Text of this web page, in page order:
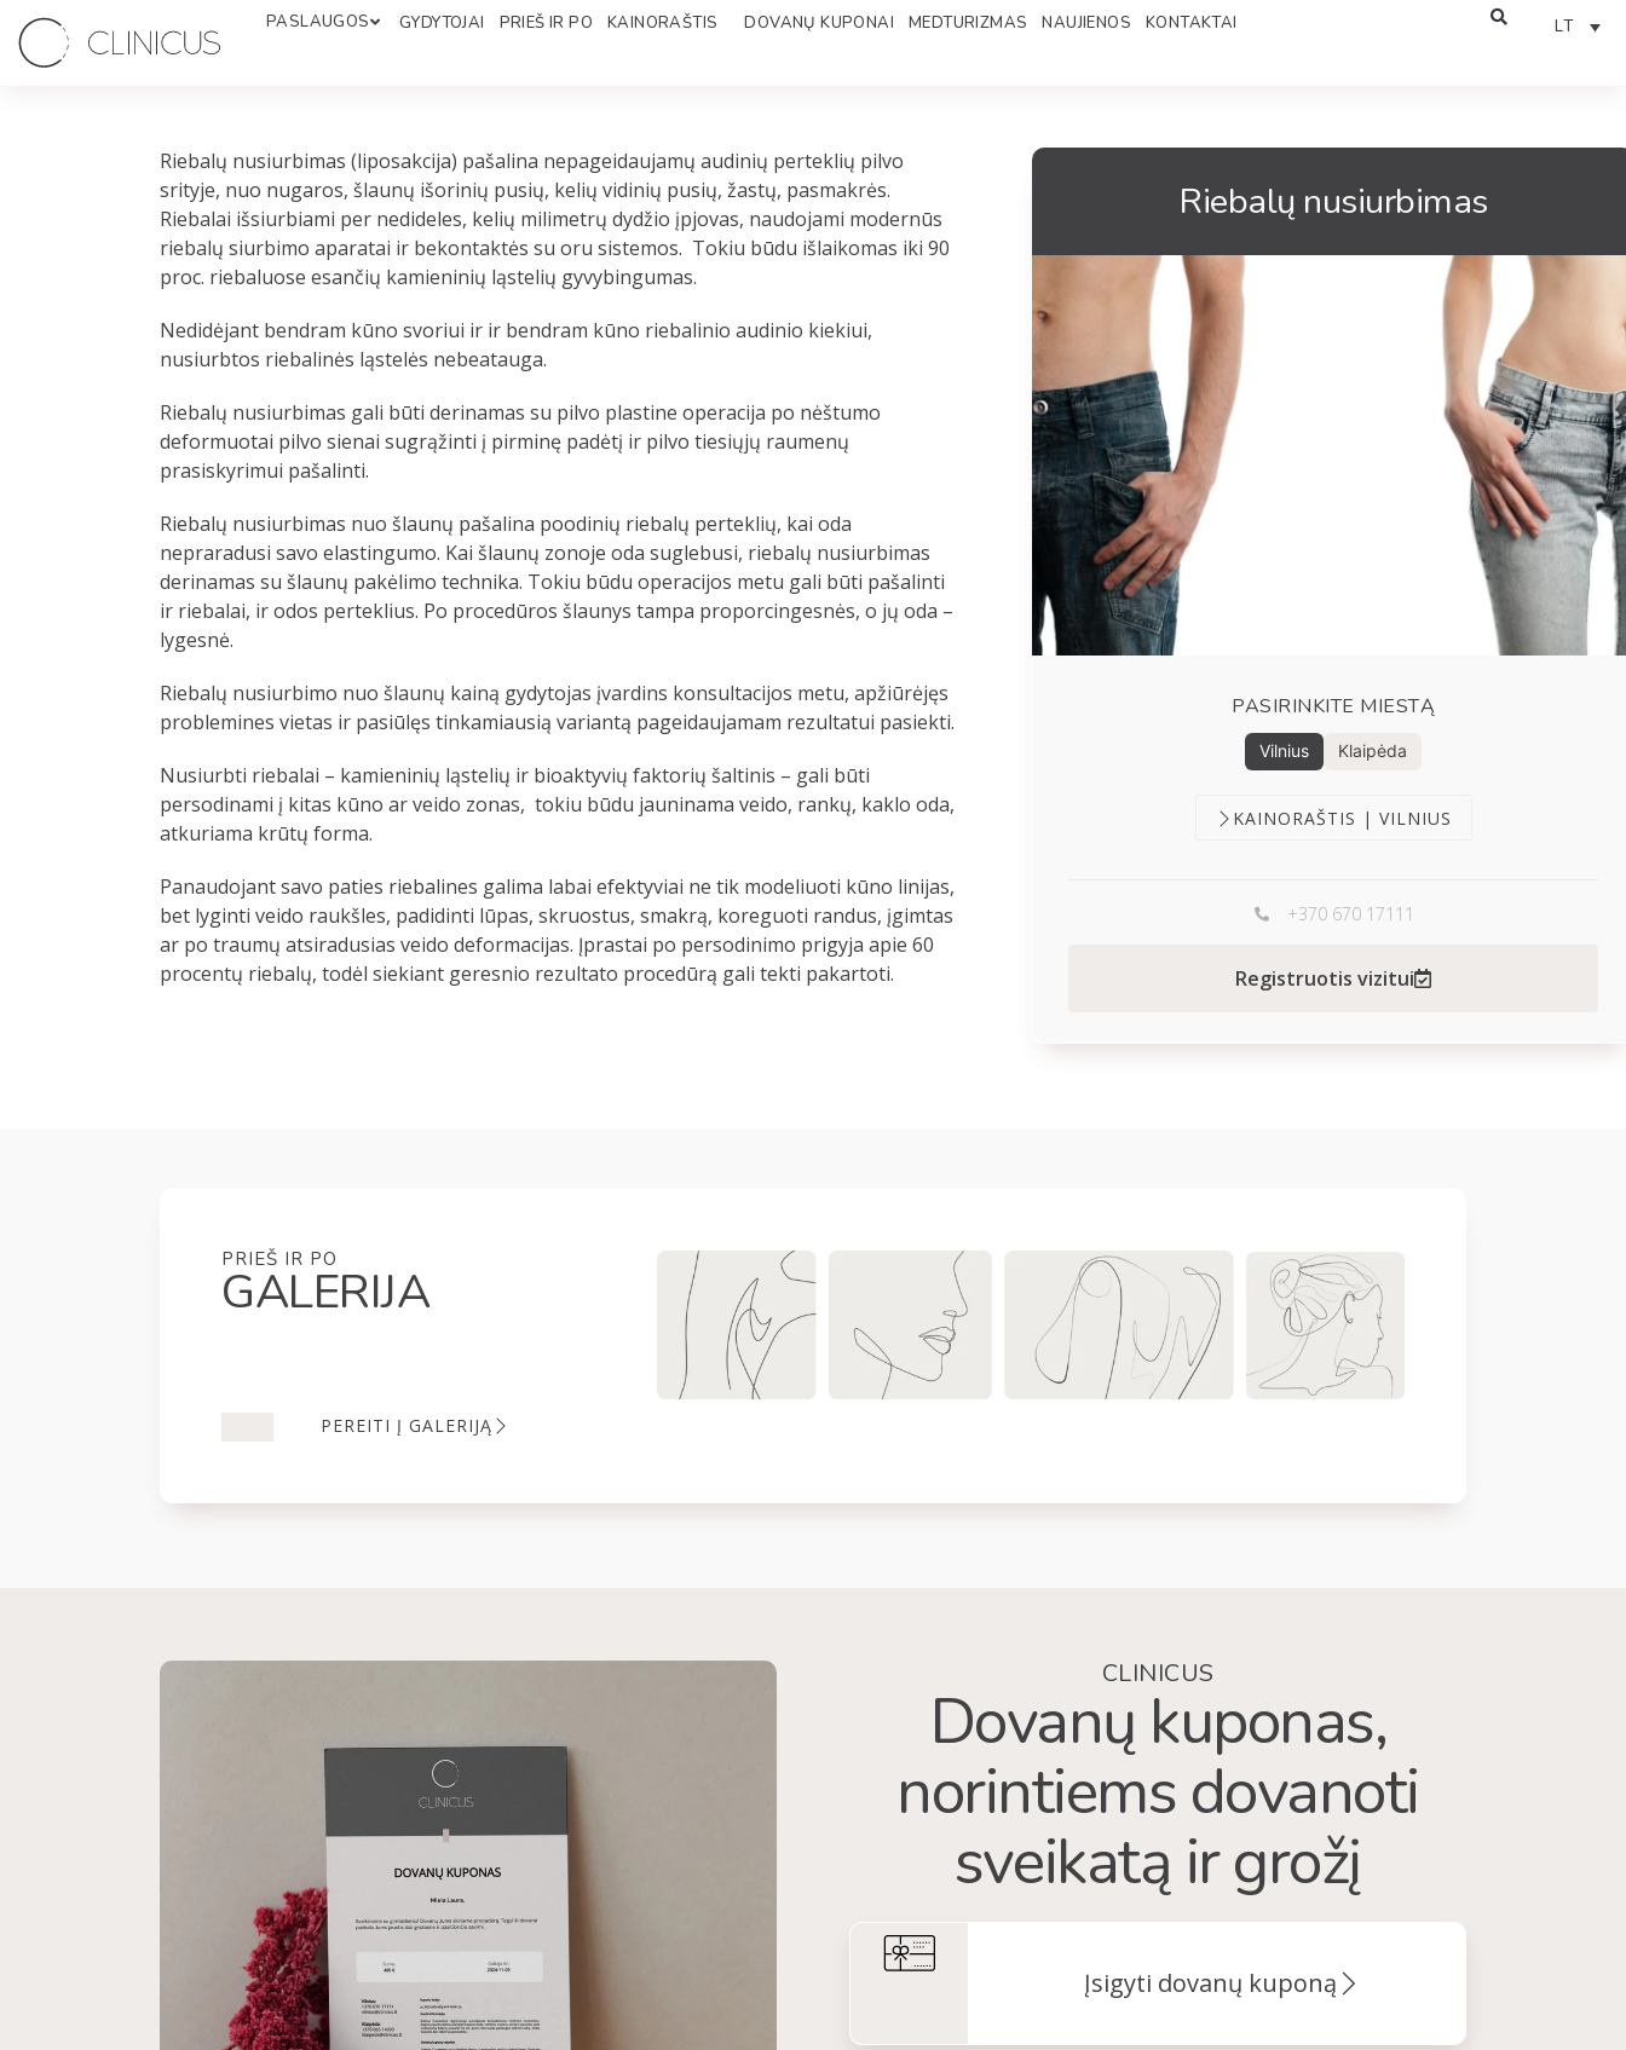
PASLAUGOS GYDYTOJAI PRIEŠ IR PO KAINORAŠTIS DOVANŲ KUPONAI MEDTURIZMAS NAUJIENOS KONTAKTAI LT
Riebalų nusiurbimas (liposakcija) pašalina nepageidaujamų audinių perteklių pilvo
srityje, nuo nugaros, šlaunų išorinių pusių, kelių vidinių pusių, žastų, pasmakrės.
Riebalai išsiurbiami per nedideles, kelių milimetrų dydžio įpjovas, naudojami modernūs
riebalų siurbimo aparatai ir bekontaktės su oru sistemos. Tokiu būdu išlaikomas iki 90
proc. riebaluose esančių kamieninių ląstelių gyvybingumas.
Nedidėjant bendram kūno svoriui ir ir bendram kūno riebalinio audinio kiekiui,
nusiurbtos riebalinės ląstelės nebeatauga.
Riebalų nusiurbimas gali būti derinamas su pilvo plastine operacija po nėštumo
deformuotai pilvo sienai sugrąžinti į pirminę padėtį ir pilvo tiesiųjų raumenų
prasiskyrimui pašalinti.
Riebalų nusiurbimas nuo šlaunų pašalina poodinių riebalų perteklių, kai oda
nepraradusi savo elastingumo. Kai šlaunų zonoje oda suglebusi, riebalų nusiurbimas
derinamas su šlaunų pakėlimo technika. Tokiu būdu operacijos metu gali būti pašalinti
ir riebalai, ir odos perteklius. Po procedūros šlaunys tampa proporcingesnės, o jų oda –
lygesnė.
Riebalų nusiurbimo nuo šlaunų kainą gydytojas įvardins konsultacijos metu, apžiūrėjęs
problemines vietas ir pasiūlęs tinkamiausią variantą pageidaujamam rezultatui pasiekti.
Nusiurbti riebalai – kamieninių ląstelių ir bioaktyvių faktorių šaltinis – gali būti
persodinami į kitas kūno ar veido zonas, tokiu būdu jauninama veido, rankų, kaklo oda,
atkuriama krūtų forma.
Panaudojant savo paties riebalines galima labai efektyviai ne tik modeliuoti kūno linijas,
bet lyginti veido raukšles, padidinti lūpas, skruostus, smakrą, koreguoti randus, įgimtas
ar po traumų atsiradusias veido deformacijas. Įprastai po persodinimo prigyja apie 60
procentų riebalų, todėl siekiant geresnio rezultato procedūrą gali tekti pakartoti.
Riebalų nusiurbimas
PASIRINKITE MIESTĄ
Vilnius Klaipėda
KAINORAŠTIS | VILNIUS
+370 670 17111
Registruotis vizitui
PRIEŠ IR PO
GALERIJA
PEREITI Į GALERIJĄ
CLINICUS
Dovanų kuponas,
norintiems dovanoti
sveikatą ir grožį
Įsigyti dovanų kuponą